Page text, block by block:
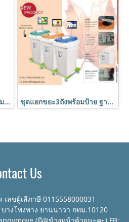
ถังขยะมีล้อและที่เหยียบความจุ240 ลิตร สีน้ำเงิน ถังขยะ กทม.HORECAT ชุดแยกขยะ3ถังพร้อมป้าย ฐานติดล้อเคลื่อนย้ายได้ง่าย ถังขยะ ฐานวางถังขยะ Happy Move
Us
ลขผู้เสีภาษี 0115558000031
างโพงพาง ยานนาวา กทม.10120
(มี@ข้างหน้าด้วยนะคะ) FB: